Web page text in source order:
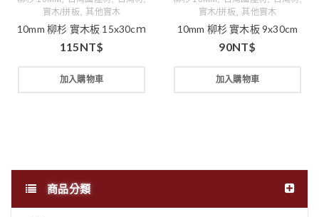
商品分類
實木/拼板, 其他實木
10mm 柳杉 實木板 15x30cｍ
115NT$
加入購物車
實木/拼板, 其他實木
10mm 柳杉 實木板 9x30cm
90NT$
加入購物車